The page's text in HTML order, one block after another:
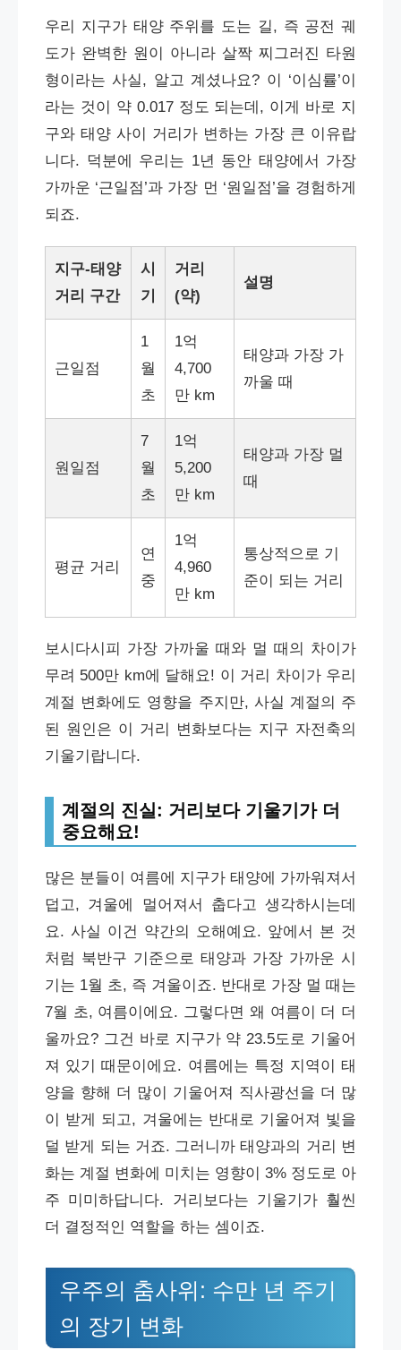
우리 지구가 태양 주위를 도는 길, 즉 공전 궤
도가 완벽한 원이 아니라 살짝 찌그러진 타원
형이라는 사실, 알고 계셨나요? 이 ‘이심률’이
라는 것이 약 0.017 정도 되는데, 이게 바로 지
구와 태양 사이 거리가 변하는 가장 큰 이유랍
니다. 덕분에 우리는 1년 동안 태양에서 가장
가까운 ‘근일점’과 가장 먼 ‘원일점’을 경험하게
되죠.
지구-태양
거리 구간
시
기
거리
(약)
설명
근일점
1
월
초
1억
4,700
만 km
태양과 가장 가
까울 때
원일점
7
월
초
1억
5,200
만 km
태양과 가장 멀
때
평균 거리
연
중
1억
4,960
만 km
통상적으로 기
준이 되는 거리
보시다시피 가장 가까울 때와 멀 때의 차이가
무려 500만 km에 달해요! 이 거리 차이가 우리
계절 변화에도 영향을 주지만, 사실 계절의 주
된 원인은 이 거리 변화보다는 지구 자전축의
기울기랍니다.
계절의 진실: 거리보다 기울기가 더
중요해요!
많은 분들이 여름에 지구가 태양에 가까워져서
덥고, 겨울에 멀어져서 춥다고 생각하시는데
요. 사실 이건 약간의 오해예요. 앞에서 본 것
처럼 북반구 기준으로 태양과 가장 가까운 시
기는 1월 초, 즉 겨울이죠. 반대로 가장 멀 때는
7월 초, 여름이에요. 그렇다면 왜 여름이 더 더
울까요? 그건 바로 지구가 약 23.5도로 기울어
져 있기 때문이에요. 여름에는 특정 지역이 태
양을 향해 더 많이 기울어져 직사광선을 더 많
이 받게 되고, 겨울에는 반대로 기울어져 빛을
덜 받게 되는 거죠. 그러니까 태양과의 거리 변
화는 계절 변화에 미치는 영향이 3% 정도로 아
주 미미하답니다. 거리보다는 기울기가 훨씬
더 결정적인 역할을 하는 셈이죠.
우주의 춤사위: 수만 년 주기
의 장기 변화